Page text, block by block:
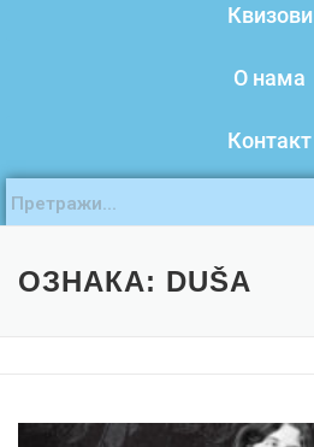
Квизови
О нама
Контакт
ОЗНАКА: DUŠA